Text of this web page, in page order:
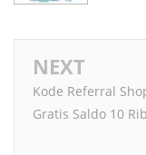
NEXT
Kode Referral
Gratis Saldo 10